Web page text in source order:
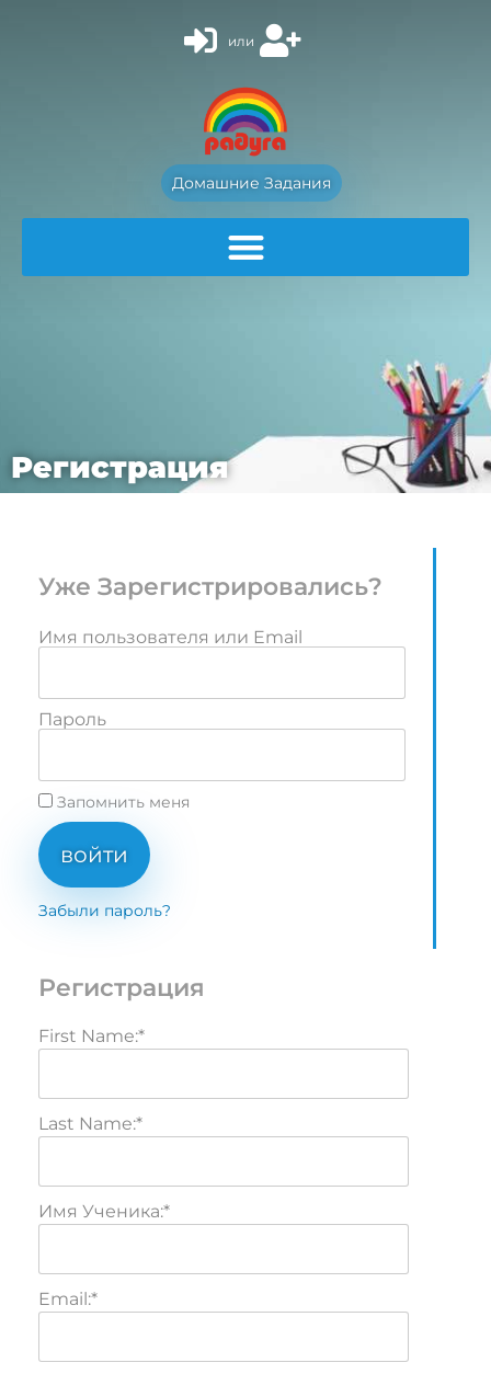
или
Домашние Задания
Регистрация
Уже Зарегистрировались?
Имя пользователя или Email
Пароль
Запомнить меня
войти
Забыли пароль?
Регистрация
First Name:*
Last Name:*
Имя Ученика:*
Email:*